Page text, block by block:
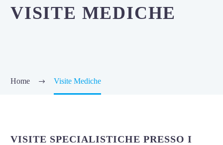
VISITE MEDICHE
Home Visite Mediche
VISITE SPECIALISTICHE PRESSO I